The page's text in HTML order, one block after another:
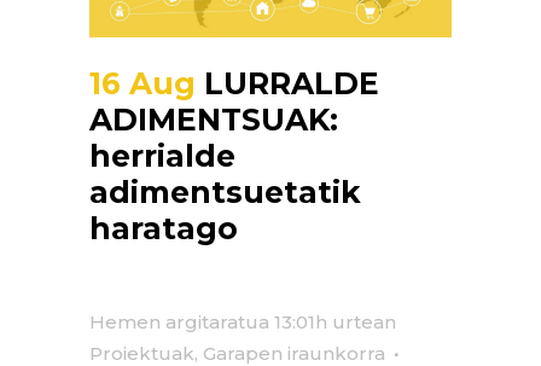
16 Aug LURRALDE
ADIMENTSUAK:
herrialde
adimentsuetatik
haratago
Hemen argitaratua 13:01h urtean
Proiektuak, Garapen iraunkorra